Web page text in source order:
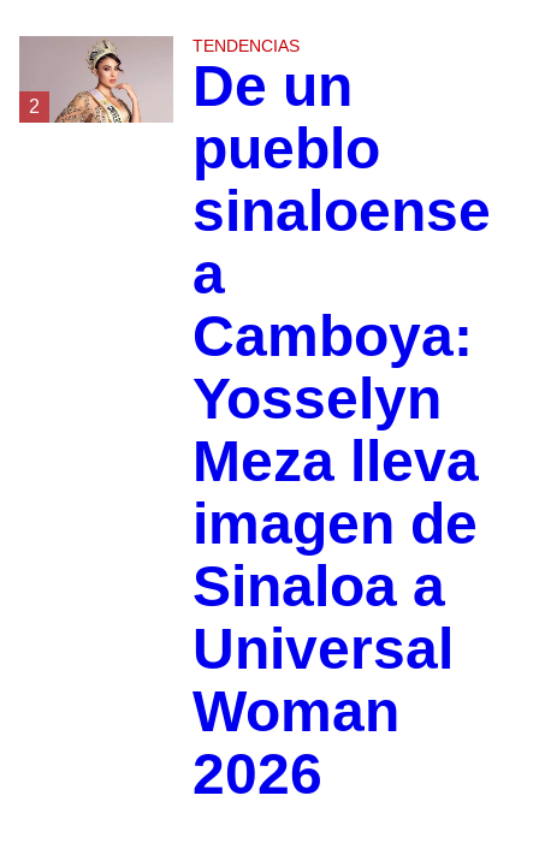
2
TENDENCIAS
De un
pueblo
sinaloense
a
Camboya:
Yosselyn
Meza lleva
imagen de
Sinaloa a
Universal
Woman
2026